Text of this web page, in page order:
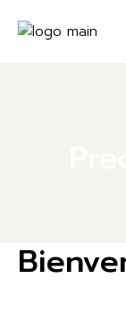
the
content